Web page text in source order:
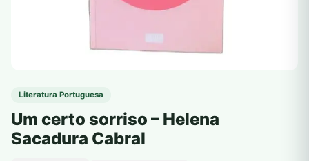
Literatura Portuguesa
Um certo sorriso – Helena
Sacadura Cabral